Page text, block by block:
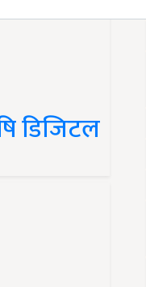
डिजिटल